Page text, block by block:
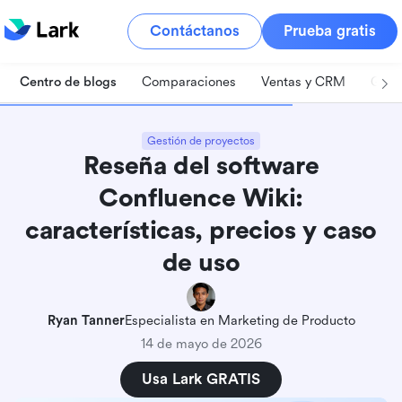
Contáctanos Prueba gratis
Centro de blogs Comparaciones Ventas y CRM
Gestión de proyectos
Reseña del software
Confluence Wiki:
características, precios y caso
de uso
Ryan TannerEspecialista en Marketing de Producto
14 de mayo de 2026
Usa Lark GRATIS